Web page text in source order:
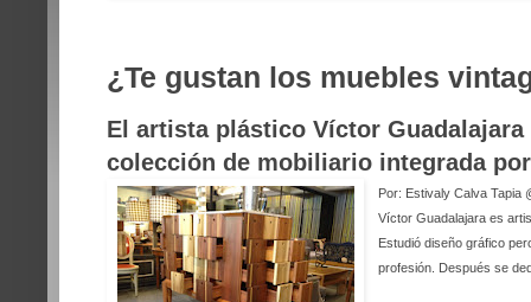
¿Te gustan los muebles
El artista plástico Víctor
colección de mobiliario integrada
Por: Estivaly Calva Tapia
Víctor Guadalajara es
Estudió diseño gráfico
profesión. Después se